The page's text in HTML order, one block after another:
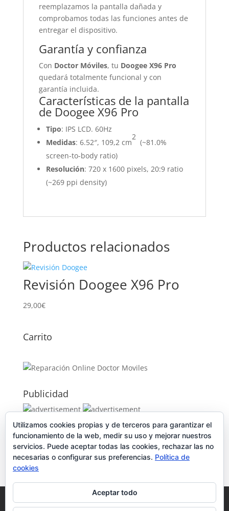
reemplazamos la pantalla dañada y
comprobamos todas las funciones antes de
entregar el dispositivo.
Garantía y confianza
Con Doctor Móviles, tu Doogee X96 Pro
quedará totalmente funcional y con
garantía incluida.
Características de la pantalla
de Doogee X96 Pro
Tipo: IPS LCD. 60Hz
Medidas: 6.52″, 109,2 cm
2
(~81.0%
screen-to-body ratio)
Resolución: 720 x 1600 pixels, 20:9 ratio
(~269 ppi density)
Productos relacionados
Revisión Doogee X96 Pro
29,00€
Carrito
Publicidad
Publicidad
Política de Cookies
Condiciones y Privacidad
Utilizamos cookies propias y de terceros para garantizar el
funcionamiento de la web, medir su uso y mejorar nuestros
servicios. Puede aceptar todas las cookies, rechazar las no
necesarias o configurar sus preferencias. Política de
cookies
Aceptar todo